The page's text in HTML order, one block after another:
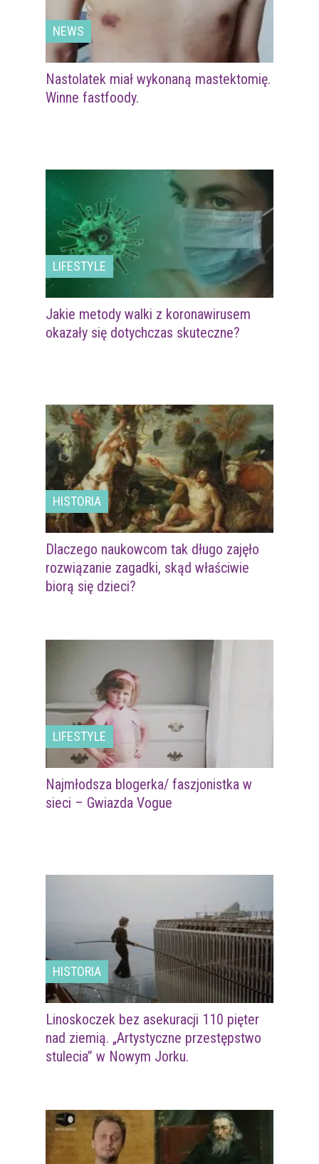
NEWS
Nastolatek miał wykonaną mastektomię.
Winne fastfoody.
LIFESTYLE
Jakie metody walki z koronawirusem
okazały się dotychczas skuteczne?
HISTORIA
Dlaczego naukowcom tak długo zajęło
rozwiązanie zagadki, skąd właściwie
biorą się dzieci?
LIFESTYLE
Najmłodsza blogerka/ faszjonistka w
sieci – Gwiazda Vogue
HISTORIA
Linoskoczek bez asekuracji 110 pięter
nad ziemią. „Artystyczne przestępstwo
stulecia” w Nowym Jorku.